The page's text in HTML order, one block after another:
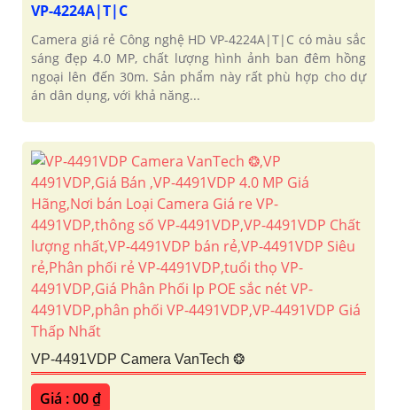
VP-4224A|T|C
Camera giá rẻ Công nghệ HD VP-4224A|T|C có màu sắc
sáng đẹp 4.0 MP, chất lượng hình ảnh ban đêm hồng
ngoại lên đến 30m. Sản phẩm này rất phù hợp cho dự
án dân dụng, với khả năng...
VP-4491VDP Camera VanTech ❂
Giá : 00 ₫